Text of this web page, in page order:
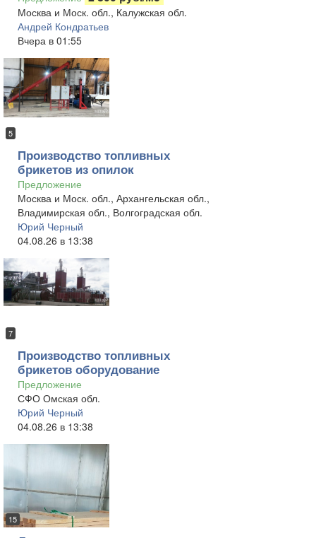
Москва и Моск. обл., Калужская обл.
Андрей Кондратьев
Вчера в 01:55
5
Производство топливных
брикетов из опилок
Предложение
Москва и Моск. обл., Архангельская обл.,
Владимирская обл., Волгоградская обл.
Юрий Черный
04.08.26 в 13:38
7
Производство топливных
брикетов оборудование
Предложение
СФО Омская обл.
Юрий Черный
04.08.26 в 13:38
15